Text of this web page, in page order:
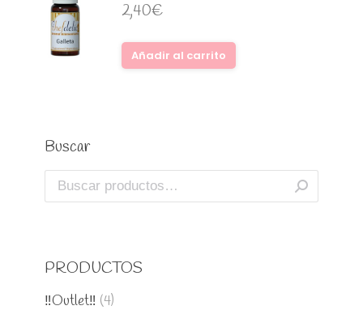
2,40€
Añadir al carrito
Buscar
PRODUCTOS
‼️Outlet‼️ (4)